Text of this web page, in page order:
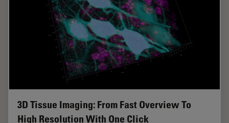
3D Tissue Imaging: From Fast Overview To
High Resolution With One Click